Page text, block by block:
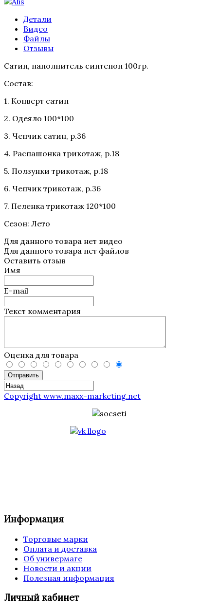
Детали
Видео
Файлы
Отзывы
Сатин, наполнитель синтепон 100гр.
Состав:
1. Конверт сатин
2. Одеяло 100*100
3. Чепчик сатин, р.36
4. Распашонка трикотаж, р.18
5. Ползунки трикотаж, р.18
6. Чепчик трикотаж, р.36
7. Пеленка трикотаж 120*100
Сезон: Лето
Для данного товара нет видео
Для данного товара нет файлов
Оставить отзыв
Имя
E-mail
Текст комментария
Оценка для товара
Отправить
Copyright www.maxx-marketing.net
Информация
Торговые марки
Оплата и доставка
Об универмаге
Новости и акции
Полезная информация
Личный кабинет